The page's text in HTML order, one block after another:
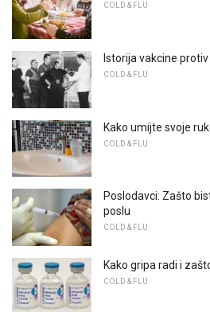
COLD & FLU
Istorija vakcine
COLD & FLU
Kako umijte svoje
COLD & FLU
Poslodavci: Zašto
poslu
COLD & FLU
Kako gripa radi i
COLD & FLU